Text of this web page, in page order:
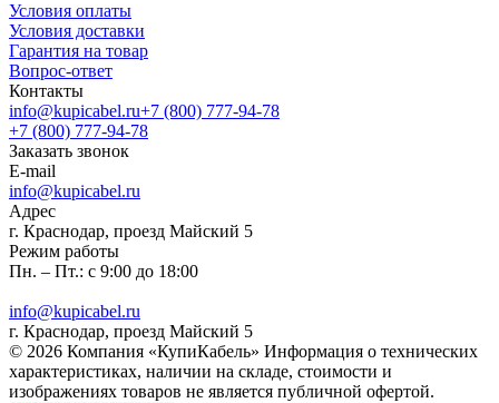
Условия оплаты
Условия доставки
Гарантия на товар
Вопрос-ответ
Контакты
info@kupicabel.ru+7 (800) 777-94-78
+7 (800) 777-94-78
Заказать звонок
E-mail
info@kupicabel.ru
Адрес
г. Краснодар, проезд Майский 5
Режим работы
Пн. – Пт.: с 9:00 до 18:00
info@kupicabel.ru
г. Краснодар, проезд Майский 5
© 2026 Компания «КупиКабель» Информация о технических
характеристиках, наличии на складе, стоимости и
изображениях товаров не является публичной офертой.